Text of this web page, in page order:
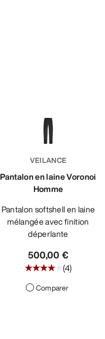
VEILANCE
Pantalon en laine Voronoi
Homme
Pantalon softshell en laine
mélangée avec finition
déperlante
500,00 €
(4)
Comparer